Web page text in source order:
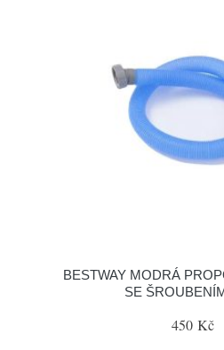
BESTWAY MODRÁ
SE
450 Kč